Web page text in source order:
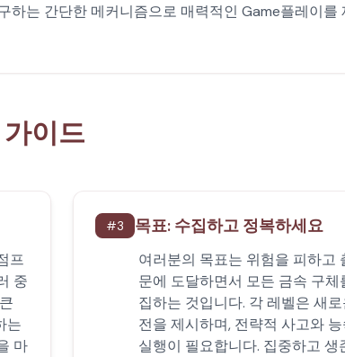
하는 간단한 메커니즘으로 매력적인 Game플레이를
이드
프
중
는
마
#3 목표: 수집하고 정복하세요
여러분의 목표는 위험을 피하고
문에 도달하면서 모든 금속 구체
집하는 것입니다. 각 레벨은 새
전을 제시하며, 전략적 사고와
실행이 필요합니다. 집중하고 생